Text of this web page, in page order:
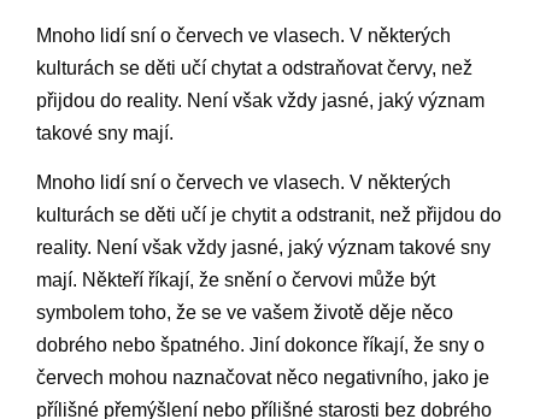
Mnoho lidí sní o červech ve vlasech. V některých
kulturách se děti učí chytat a odstraňovat červy, než
přijdou do reality. Není však vždy jasné, jaký význam
takové sny mají.
Mnoho lidí sní o červech ve vlasech. V některých
kulturách se děti učí je chytit a odstranit, než přijdou do
reality. Není však vždy jasné, jaký význam takové sny
mají. Někteří říkají, že snění o červovi může být
symbolem toho, že se ve vašem životě děje něco
dobrého nebo špatného. Jiní dokonce říkají, že sny o
červech mohou naznačovat něco negativního, jako je
přílišné přemýšlení nebo přílišné starosti bez dobrého